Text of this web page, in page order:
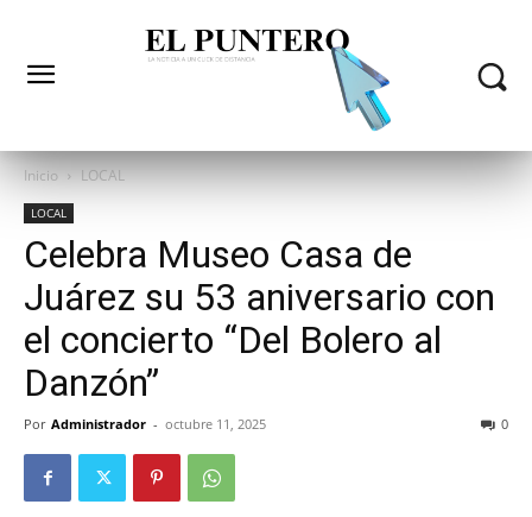
Inicio LOCAL
LOCAL
Celebra Museo Casa de
Juárez su 53 aniversario con
el concierto “Del Bolero al
Danzón”
Por Administrador - octubre 11, 2025 0